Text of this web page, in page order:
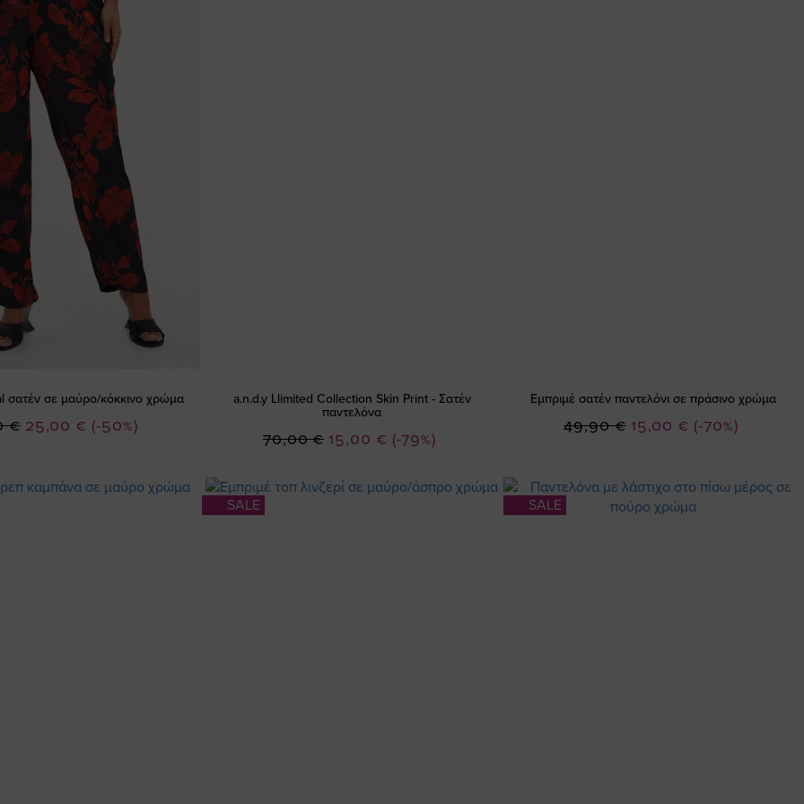
σατέν σε μαύρο/κόκκινο χρώμα
(-50%)
Ειδική
25,00 €
€
a.n.d.y Llimited Collection Skin Print - Σατέν
παντελόνα
(-79%)
Ειδική
15,00 €
70,00 €
Εμπριμέ σατέν παντελόνι σε πράσινο χρώμα
(-70%)
Ειδική
15,00 €
49,90 €
SALE SALE